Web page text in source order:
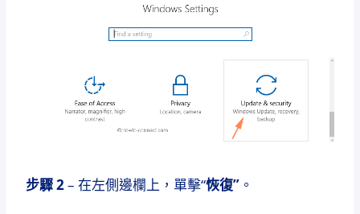
步驟 2– 在左側邊欄上，單擊“恢復” 。